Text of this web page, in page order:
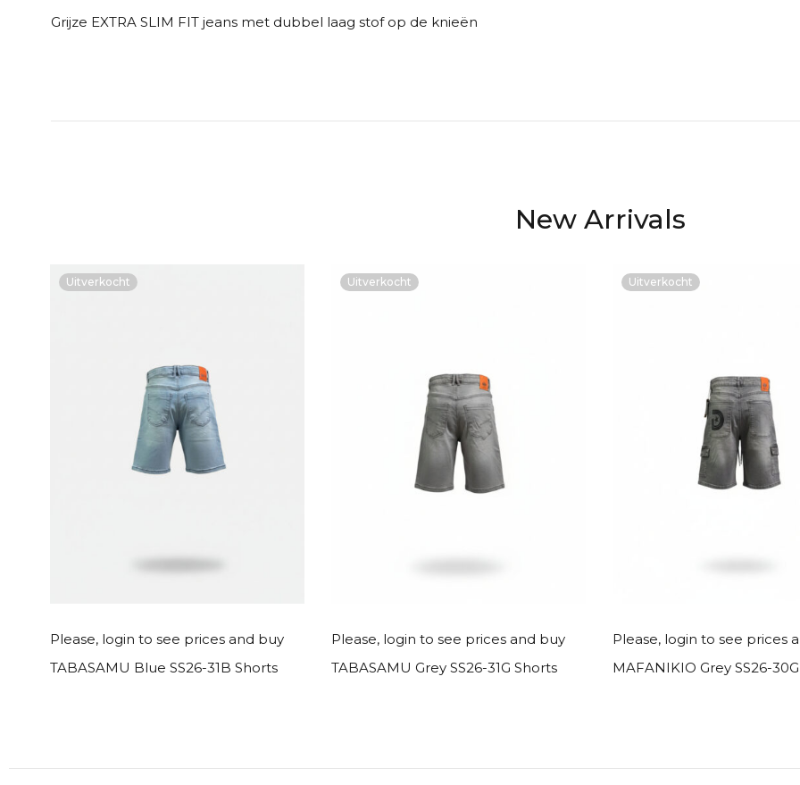
Grijze EXTRA SLIM FIT jeans met dubbel laag stof op de knieën
New Arrivals
Uitverkocht
Please, login to see prices and buy
TABASAMU Blue SS26-31B Shorts
Uitverkocht
Please, login to see prices and buy
TABASAMU Grey SS26-31G Shorts
Uitverkocht
Please, login to see prices
MAFANIKIO Grey SS26-